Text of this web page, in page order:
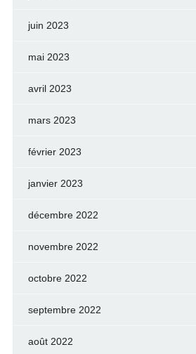
juin 2023
mai 2023
avril 2023
mars 2023
février 2023
janvier 2023
décembre 2022
novembre 2022
octobre 2022
septembre 2022
août 2022